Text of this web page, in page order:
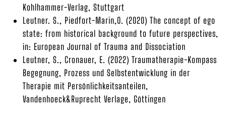
Kohlhammer-Verlag, Stuttgart
Leutner. S., Piedfort-Marin,O. (2020) The concept of ego
state: from historical background to future perspectives,
in: European Journal of Trauma and Dissociation
Leutner, S., Cronauer, E. (2022) Traumatherapie-Kompass
Begegnung, Prozess und Selbstentwicklung in der
Therapie mit Persönlichkeitsanteilen,
Vandenhoeck&Ruprecht Verlage, Göttingen